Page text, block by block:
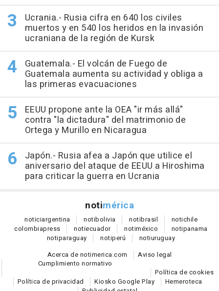
Ucrania.- Rusia cifra en 640 los civiles
muertos y en 540 los heridos en la invasión
ucraniana de la región de Kursk
Guatemala.- El volcán de Fuego de
Guatemala aumenta su actividad y obliga a
las primeras evacuaciones
EEUU propone ante la OEA "ir más allá"
contra "la dictadura" del matrimonio de
Ortega y Murillo en Nicaragua
Japón.- Rusia afea a Japón que utilice el
aniversario del ataque de EEUU a Hiroshima
para criticar la guerra en Ucrania
notimérica
noticiargentina notibolivia notibrasil notichile
colombiapress notiecuador notiméxico notipanama
notiparaguay notiperú notiuruguay
Acerca de notimerica.com
Aviso legal
Cumplimiento normativo
Política de cookies
Política de privacidad
Kiosko Google Play
Hemeroteca